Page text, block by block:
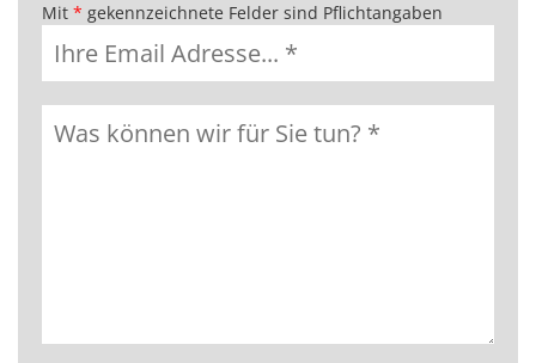
Mit * gekennzeichnete Felder sind Pflichtangaben